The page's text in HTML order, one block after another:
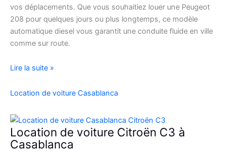
vos déplacements. Que vous souhaitiez louer une Peugeot
208 pour quelques jours ou plus longtemps, ce modèle
automatique diesel vous garantit une conduite fluide en ville
comme sur route.
Location
208
Diesel
à
Casablanca
Lire la suite »
Location de voiture Casablanca
Location de voiture Citroën C3 à
Casablanca